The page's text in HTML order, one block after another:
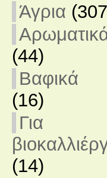
Άγρια
(44)
Βαφικά
(16)
Για
(14)